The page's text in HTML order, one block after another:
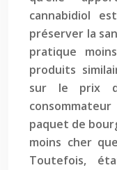
cannabidiol
préserver la
pratique
produits
sur le prix
paquet de
moins cher
Toutefois,